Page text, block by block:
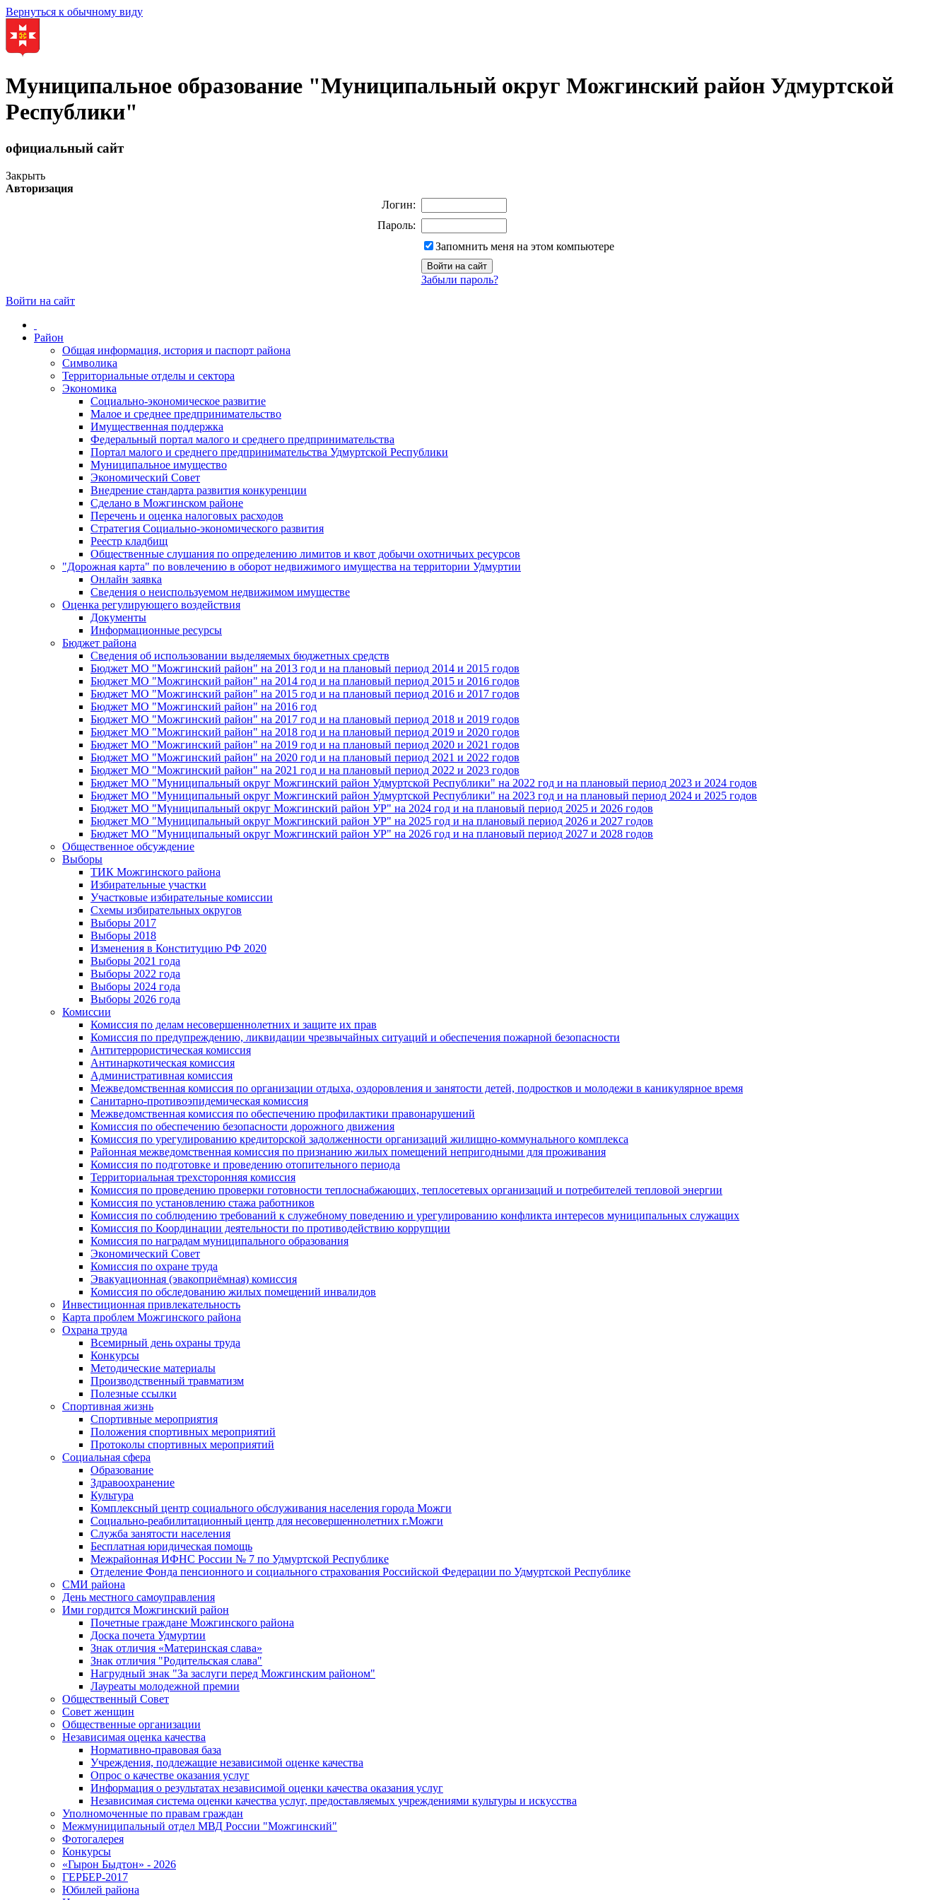
Вернуться к обычному виду
Муниципальное образование "Муниципальный округ Можгинский район Удмуртской
Республики"
официальный сайт
Закрыть
Авторизация
Логин:
Пароль:
Запомнить меня на этом компьютере
Забыли пароль?
Войти на сайт
Район
Общая информация, история и паспорт района
Символика
Территориальные отделы и сектора
Экономика
Социально-экономическое развитие
Малое и среднее предпринимательство
Имущественная поддержка
Федеральный портал малого и среднего предпринимательства
Портал малого и среднего предпринимательства Удмуртской Республики
Муниципальное имущество
Экономический Совет
Внедрение стандарта развития конкуренции
Сделано в Можгинском районе
Перечень и оценка налоговых расходов
Стратегия Социально-экономического развития
Реестр кладбищ
Общественные слушания по определению лимитов и квот добычи охотничьих ресурсов
"Дорожная карта" по вовлечению в оборот недвижимого имущества на территории Удмуртии
Онлайн заявка
Сведения о неиспользуемом недвижимом имуществе
Оценка регулирующего воздействия
Документы
Информационные ресурсы
Бюджет района
Сведения об использовании выделяемых бюджетных средств
Бюджет МО "Можгинский район" на 2013 год и на плановый период 2014 и 2015 годов
Бюджет МО "Можгинский район" на 2014 год и на плановый период 2015 и 2016 годов
Бюджет МО "Можгинский район" на 2015 год и на плановый период 2016 и 2017 годов
Бюджет МО "Можгинский район" на 2016 год
Бюджет МО "Можгинский район" на 2017 год и на плановый период 2018 и 2019 годов
Бюджет МО "Можгинский район" на 2018 год и на плановый период 2019 и 2020 годов
Бюджет МО "Можгинский район" на 2019 год и на плановый период 2020 и 2021 годов
Бюджет МО "Можгинский район" на 2020 год и на плановый период 2021 и 2022 годов
Бюджет МО "Можгинский район" на 2021 год и на плановый период 2022 и 2023 годов
Бюджет МО "Муниципальный округ Можгинский район Удмуртской Республики" на 2022 год и на плановый период 2023 и 2024 годов
Бюджет МО "Муниципальный округ Можгинский район Удмуртской Республики" на 2023 год и на плановый период 2024 и 2025 годов
Бюджет МО "Муниципальный округ Можгинский район УР" на 2024 год и на плановый период 2025 и 2026 годов
Бюджет МО "Муниципальный округ Можгинский район УР" на 2025 год и на плановый период 2026 и 2027 годов
Бюджет МО "Муниципальный округ Можгинский район УР" на 2026 год и на плановый период 2027 и 2028 годов
Общественное обсуждение
Выборы
ТИК Можгинского района
Избирательные участки
Участковые избирательные комиссии
Схемы избирательных округов
Выборы 2017
Выборы 2018
Изменения в Конституцию РФ 2020
Выборы 2021 года
Выборы 2022 года
Выборы 2024 года
Выборы 2026 года
Комиссии
Комиссия по делам несовершеннолетних и защите их прав
Комиссия по предупреждению, ликвидации чрезвычайных ситуаций и обеспечения пожарной безопасности
Антитеррористическая комиссия
Антинаркотическая комиссия
Административная комиссия
Межведомственная комиссия по организации отдыха, оздоровления и занятости детей, подростков и молодежи в каникулярное время
Санитарно-противоэпидемическая комиссия
Межведомственная комиссия по обеспечению профилактики правонарушений
Комиссия по обеспечению безопасности дорожного движения
Комиссия по урегулированию кредиторской задолженности организаций жилищно-коммунального комплекса
Районная межведомственная комиссия по признанию жилых помещений непригодными для проживания
Комиссия по подготовке и проведению отопительного периода
Территориальная трехсторонняя комиссия
Комиссия по проведению проверки готовности теплоснабжающих, теплосетевых организаций и потребителей тепловой энергии
Комиссия по установлению стажа работников
Комиссия по соблюдению требований к служебному поведению и урегулированию конфликта интересов муниципальных служащих
Комиссия по Координации деятельности по противодействию коррупции
Комиссия по наградам муниципального образования
Экономический Совет
Комиссия по охране труда
Эвакуационная (эвакоприёмная) комиссия
Комиссия по обследованию жилых помещений инвалидов
Инвестиционная привлекательность
Карта проблем Можгинского района
Охрана труда
Всемирный день охраны труда
Конкурсы
Методические материалы
Производственный травматизм
Полезные ссылки
Спортивная жизнь
Спортивные мероприятия
Положения спортивных мероприятий
Протоколы спортивных мероприятий
Социальная сфера
Образование
Здравоохранение
Культура
Комплексный центр социального обслуживания населения города Можги
Социально-реабилитационный центр для несовершеннолетних г.Можги
Служба занятости населения
Бесплатная юридическая помощь
Межрайонная ИФНС России № 7 по Удмуртской Республике
Отделение Фонда пенсионного и социального страхования Российской Федерации по Удмуртской Республике
СМИ района
День местного самоуправления
Ими гордится Можгинский район
Почетные граждане Можгинского района
Доска почета Удмуртии
Знак отличия «Материнская слава»
Знак отличия "Родительская слава"
Нагрудный знак "За заслуги перед Можгинским районом"
Лауреаты молодежной премии
Общественный Совет
Совет женщин
Общественные организации
Независимая оценка качества
Нормативно-правовая база
Учреждения, подлежащие независимой оценке качества
Опрос о качестве оказания услуг
Информация о результатах независимой оценки качества оказания услуг
Независимая система оценки качества услуг, предоставляемых учреждениями культуры и искусства
Уполномоченные по правам граждан
Межмуниципальный отдел МВД России "Можгинский"
Фотогалерея
Конкурсы
«Гырон Быдтон» - 2026
ГЕРБЕР-2017
Юбилей района